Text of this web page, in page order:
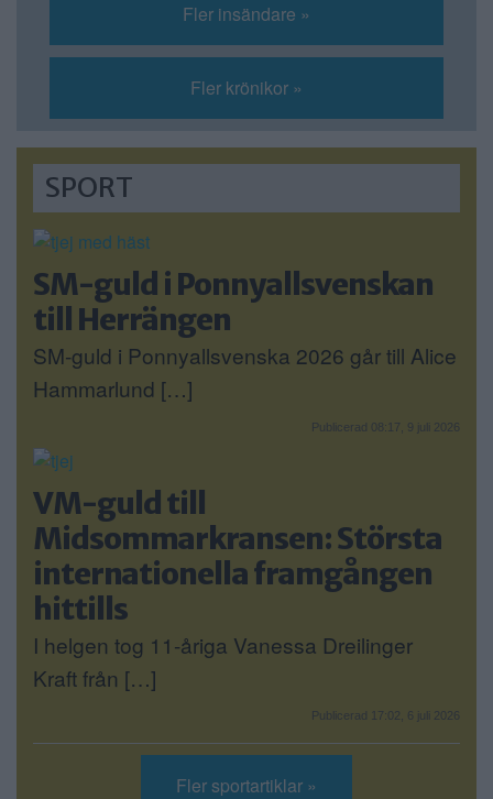
Fler insändare »
Fler krönikor »
SPORT
SM-guld i Ponnyallsvenskan
till Herrängen
SM-guld i Ponnyallsvenska 2026 går till Alice
Hammarlund […]
Publicerad 08:17, 9 juli 2026
VM-guld till
Midsommarkransen: Största
internationella framgången
hittills
I helgen tog 11-åriga Vanessa Dreilinger
Kraft från […]
Publicerad 17:02, 6 juli 2026
Fler sportartiklar »